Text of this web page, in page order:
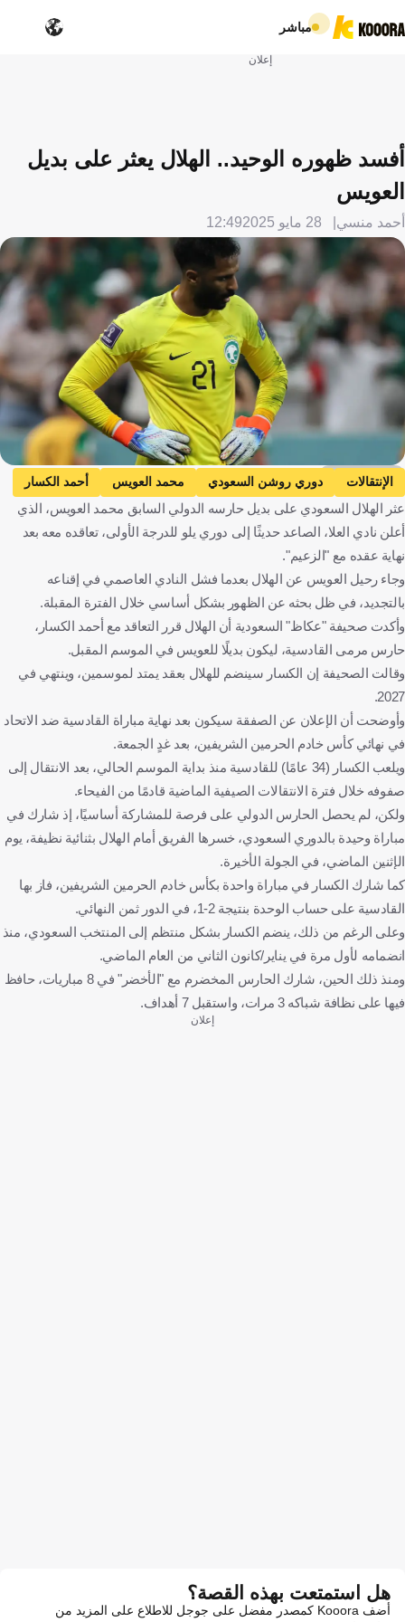
مباشر
إعلان
أفسد ظهوره الوحيد.. الهلال يعثر على بديل
العويس
أحمد منسي 28 مايو 2025 12:49
Getty Images
الإنتقالات دوري روشن السعودي محمد العويس
أحمد الكسار
القادسية
الهلال
المملكة العربية السعودية
رياضات أخرى
عثر الهلال السعودي على بديل حارسه الدولي السابق محمد العويس، الذي
أعلن نادي العلا، الصاعد حديثًا إلى دوري يلو للدرجة الأولى، تعاقده معه بعد
نهاية عقده مع "الزعيم".
وجاء رحيل العويس عن الهلال بعدما فشل النادي العاصمي في إقناعه
بالتجديد، في ظل بحثه عن الظهور بشكل أساسي خلال الفترة المقبلة.
وأكدت صحيفة "عكاظ" السعودية أن الهلال قرر التعاقد مع أحمد الكسار،
حارس مرمى القادسية، ليكون بديلًا للعويس في الموسم المقبل.
وقالت الصحيفة إن الكسار سينضم للهلال بعقد يمتد لموسمين، وينتهي في
2027.
وأوضحت أن الإعلان عن الصفقة سيكون بعد نهاية مباراة القادسية ضد الاتحاد
في نهائي كأس خادم الحرمين الشريفين، بعد غدٍ الجمعة.
ويلعب الكسار (34 عامًا) للقادسية منذ بداية الموسم الحالي، بعد الانتقال إلى
صفوفه خلال فترة الانتقالات الصيفية الماضية قادمًا من الفيحاء.
ولكن، لم يحصل الحارس الدولي على فرصة للمشاركة أساسيًا، إذ شارك في
مباراة وحيدة بالدوري السعودي، خسرها الفريق أمام الهلال بثنائية نظيفة، يوم
الإثنين الماضي، في الجولة الأخيرة.
كما شارك الكسار في مباراة واحدة بكأس خادم الحرمين الشريفين، فاز بها
القادسية على حساب الوحدة بنتيجة 2-1، في الدور ثمن النهائي.
وعلى الرغم من ذلك، ينضم الكسار بشكل منتظم إلى المنتخب السعودي، منذ
انضمامه لأول مرة في يناير/كانون الثاني من العام الماضي.
ومنذ ذلك الحين، شارك الحارس المخضرم مع "الأخضر" في 8 مباريات، حافظ
فيها على نظافة شباكه 3 مرات، واستقبل 7 أهداف.
إعلان
هل استمتعت بهذه القصة؟
أضف Kooora كمصدر مفضل على جوجل للاطلاع على المزيد من